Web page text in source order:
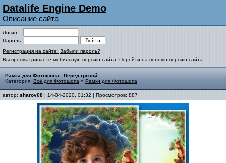
Datalife Engine Demo
Описание сайта
Логин:
Пароль:
Регистрация на сайте! Забыли пароль?
Вы просматриваете мобильную версию сайта. Перейти на полную версию сайта.
Рамка для Фотошопа - Перед грозой
Категория: Всё для Фотошопа » Рамки для Фотошопа
автор: sharov08 | 14-04-2020, 01:32 | Просмотров: 887